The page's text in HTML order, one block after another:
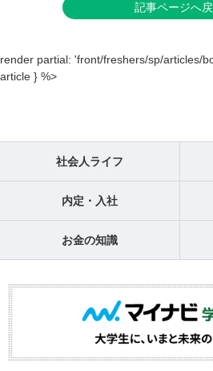
記事ページへ
render partial: 'front/freshers/sp/articles/
article } %>
社会人ライフ
内定・入社
お金の知識